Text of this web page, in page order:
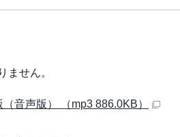
ません。
音声版） （mp3 886.0KB）